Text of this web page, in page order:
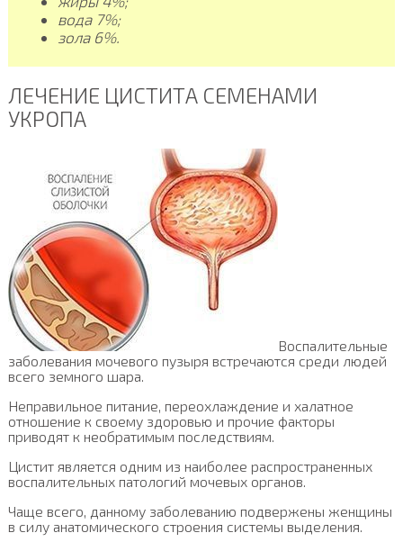
вода 7%;
зола 6%.
ЛЕЧЕНИЕ ЦИСТИТА СЕМЕНАМИ
УКРОПА
Воспалительные
заболевания мочевого пузыря встречаются среди людей
всего земного шара.
Неправильное питание, переохлаждение и халатное
отношение к своему здоровью и прочие факторы
приводят к необратимым последствиям.
Цистит является одним из наиболее распространенных
воспалительных патологий мочевых органов.
Чаще всего, данному заболеванию подвержены женщины
в силу анатомического строения системы выделения.